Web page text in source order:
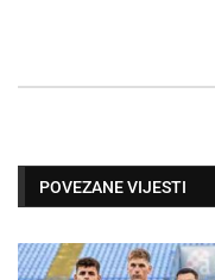
POVEZANE VIJESTI